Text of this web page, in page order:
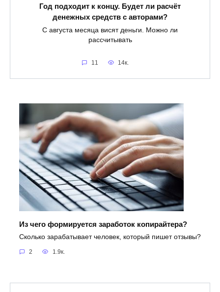
Год подходит к концу. Будет ли расчёт
денежных средств с авторами?
С августа месяца висят деньги. Можно ли
рассчитывать
11 14к.
Из чего формируется заработок копирайтера?
Сколько зарабатывает человек, который пишет отзывы?
2 1.9к.